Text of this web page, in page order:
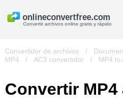
Convertir archivos online gratis y rápido
Convertidor de archivos /
MP4
/ AC3 convertidor / MP4 to
Convertir MP4